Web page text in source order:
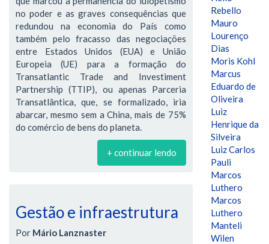
no poder e as graves consequências que
redundou na economia do País como
também pelo fracasso das negociações
entre Estados Unidos (EUA) e União
Europeia (UE) para a formação do
Transatlantic Trade and Investiment
Partnership (TTIP), ou apenas Parceria
Transatlântica, que, se formalizado, iria
abarcar, mesmo sem a China, mais de 75%
do comércio de bens do planeta.
+ continuar lendo
Gestão e infraestrutura
Por Mário Lanznaster
Rebello
Mauro
Lourenço
Dias
Moris Kohl
Marcus
Eduardo de
Oliveira
Luiz
Henrique da
Silveira
Luiz Carlos
Pauli
Marcos
Luthero
Marcos
Luthero
Manteli
Wilen